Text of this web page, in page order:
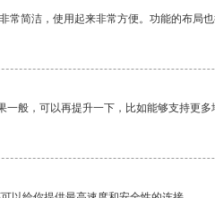
常简洁，使用起来非常方便。功能的布局也
般，可以再提升一下，比如能够支持更多